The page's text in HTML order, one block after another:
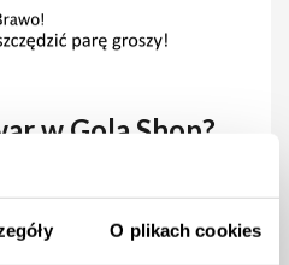
O plikach cookies
w Gola Shop?
bez podawania powodu.